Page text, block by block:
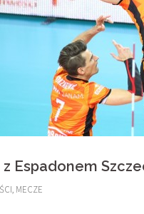
Espadonem
, MECZE